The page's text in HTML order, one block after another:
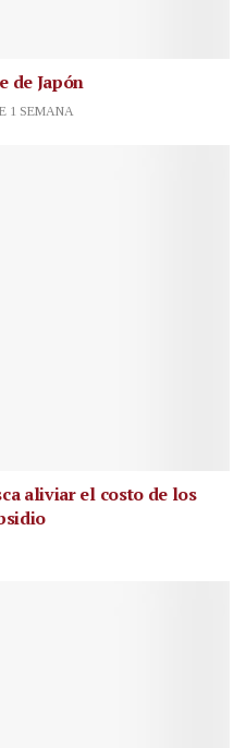
de Japón
1 SEMANA
aliviar el costo de los